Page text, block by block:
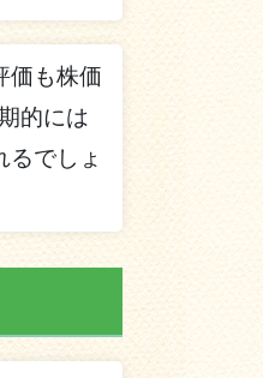
価も株価
的には
でしょ